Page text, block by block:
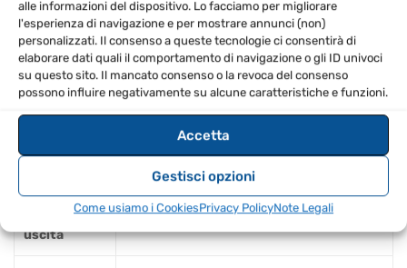
alle informazioni del dispositivo. Lo facciamo per migliorare
l'esperienza di navigazione e per mostrare annunci (non)
personalizzati. Il consenso a queste tecnologie ci consentirà di
elaborare dati quali il comportamento di navigazione o gli ID univoci
su questo sito. Il mancato consenso o la revoca del consenso
possono influire negativamente su alcune caratteristiche e funzioni.
Accetta
Gestisci opzioni
Come usiamo i CookiesPrivacy PolicyNote Legali
Protezione contro: corto circuito, circuito aperto,
surriscaldamento
Preimpostazioni EQ: posizionamento, modo sonoro,
modellazione del suono, FBQ
Display: LCD 128 x 32, retroilluminazione blu
SPECIFICHE TECNICHE
Potenza di
uscita